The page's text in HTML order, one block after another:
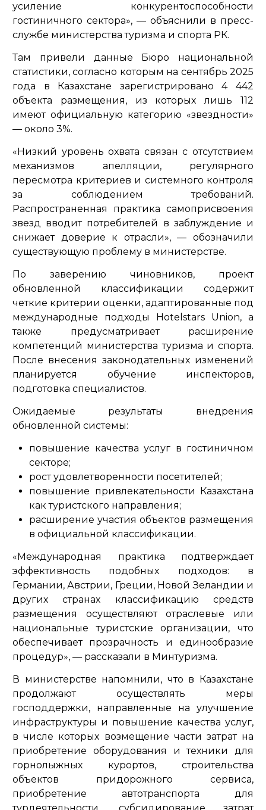
усиление конкурентоспособности
гостиничного сектора», — объяснили в пресс-
службе министерства туризма и спорта РК.
Там привели данные Бюро национальной
статистики, согласно которым на сентябрь 2025
года в Казахстане зарегистрировано 4 442
объекта размещения, из которых лишь 112
имеют официальную категорию «звездности»
— около 3%.
«Низкий уровень охвата связан с отсутствием
механизмов апелляции, регулярного
пересмотра критериев и системного контроля
за соблюдением требований.
Распространенная практика самоприсвоения
звезд вводит потребителей в заблуждение и
снижает доверие к отрасли»,— обозначили
существующую проблему в министерстве.
По заверению чиновников, проект
обновленной классификации содержит
четкие критерии оценки, адаптированные под
международные подходы Hotelstars Union, а
также предусматривает расширение
компетенций министерства туризма и спорта.
После внесения законодательных изменений
планируется обучение инспекторов,
подготовка специалистов.
Ожидаемые результаты внедрения
обновленной системы:
повышение качества услуг в гостиничном
секторе;
рост удовлетворенности посетителей;
повышение привлекательности Казахстана
как туристского направления;
расширение участия объектов размещения
в официальной классификации.
«Международная практика подтверждает
эффективность подобных подходов: в
Германии, Австрии, Греции, Новой Зеландии и
других странах классификацию средств
размещения осуществляют отраслевые или
национальные туристские организации, что
обеспечивает прозрачность и единообразие
процедур», — рассказали в Минтуризма.
В министерстве напомнили, что в Казахстане
продолжают осуществлять меры
господдержки, направленные на улучшение
инфраструктуры и повышение качества услуг,
в числе которых возмещение части затрат на
приобретение оборудования и техники для
горнолыжных курортов, строительства
объектов придорожного сервиса,
приобретение автотранспорта для